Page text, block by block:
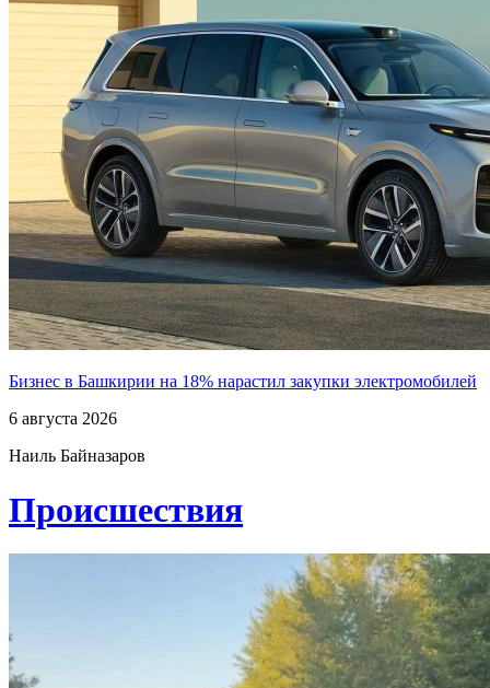
Бизнес в Башкирии на 18% нарастил закупки электромобилей
6 августа 2026
Наиль Байназаров
Проиcшествия